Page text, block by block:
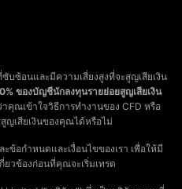
บซ้อนและมีความเสี่ยงสูงที่จะสูญเสียเงิน
ของบัญชีนักลงทุนรายย่อยสูญเสียเงิน
ณเข้าใจวิธีการทำงานของ CFD หรือ
ญเสียเงินของคุณได้หรือไม่
ข้อกำหนดและเงื่อนไขของเรา เพื่อให้มี
ยวข้องก่อนที่คุณจะเริ่มเทรด